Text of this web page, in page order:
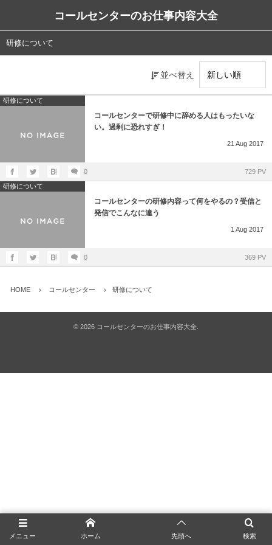
コールセンターのお仕事内容大全
研修について
並べ替え
研修について
コールセンターで研修中に辞める人はもったいな
い。過剰に恐れすぎ！
21 Aug 2017
0
729 PV
研修について
コールセンターの研修内容って何をやるの？受信と
発信でこんなに違う
1 Aug 2017
0 369 PV
HOME コールセンター 研修について
© 2026 コールセンターのお仕事内容大全
メニュー 検索
ホーム 先頭へ